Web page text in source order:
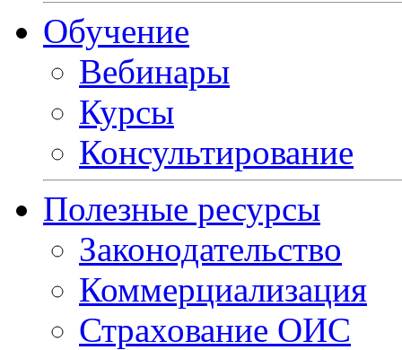
Обучение
Вебинары
Курсы
Консультирование
Полезные ресурсы
Законодательство
Коммерциализация
Страхование ОИС